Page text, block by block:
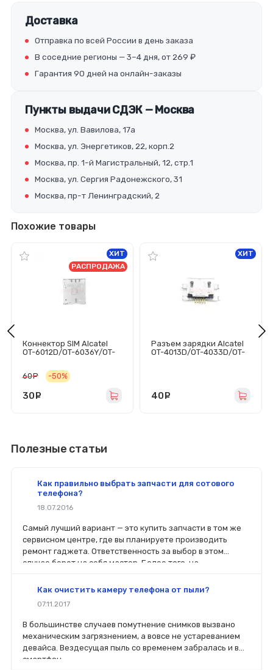
Доставка
Отправка по всей России в день заказа
В соседние регионы — 3–4 дня, от 269 ₽
Гарантия 90 дней на онлайн-заказы
Пункты выдачи СДЭК — Москва
Москва, ул. Вавилова, 17а
Москва, ул. Энергетиков, 22, корп.2
Москва, пр. 1-й Магистральный, 12, стр.1
Москва, ул. Сергия Радонежского, 31
Москва, пр-т Ленинградский, 2
Похожие товары
Коннектор SIM Alcatel
OT-6012D/OT-6036Y/OT-
6050Y/OT-7047D/OT-
7050Y
ХИТ
РАСПРОДАЖА
60 руб.
-50%
30
Разъем зарядки Alcatel
OT-4013D/OT-4033D/OT-
ХИТ
40
Полезные статьи
Как правильно выбрать запчасти для сотового
телефона?
18.07.2016
Самый лучший вариант — это купить запчасти в том же
сервисном центре, где вы планируете производить
ремонт гаджета. Ответственность за выбор в этом
случае берет на себя мастер. Более того, на
вы планируете делать ремонт самостоятельно, то выбор
перед покупкой нового модуля старый был в руках. Так
легче сориентироваться в разъемах, элементах
крепления, электрических параметрах и прочих
характеристиках.
Как очистить камеру телефона от пыли?
07.11.2017
В большинстве случаев помутнение снимков вызвано
механическим загрязнением, а вовсе не устареванием
девайса. Вездесущая пыль со временем забралась и в
смартфон.